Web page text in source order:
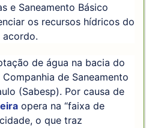
e Saneamento Básico
os recursos hídricos do
acordo.
de água na bacia do
de Saneamento
(Sabesp). Por causa de
opera na “faixa de
o que traz